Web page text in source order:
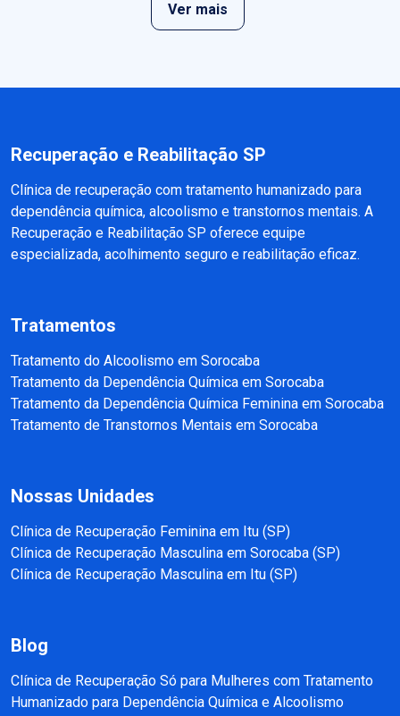
Ver mais
Recuperação e Reabilitação SP
Clínica de recuperação com tratamento humanizado para
dependência química, alcoolismo e transtornos mentais. A
Recuperação e Reabilitação SP oferece equipe
especializada, acolhimento seguro e reabilitação eficaz.
Tratamentos
Tratamento do Alcoolismo em Sorocaba
Tratamento da Dependência Química em Sorocaba
Tratamento da Dependência Química Feminina em Sorocaba
Tratamento de Transtornos Mentais em Sorocaba
Nossas Unidades
Clínica de Recuperação Feminina em Itu (SP)
Clínica de Recuperação Masculina em Sorocaba (SP)
Clínica de Recuperação Masculina em Itu (SP)
Blog
Clínica de Recuperação Só para Mulheres com Tratamento
Humanizado para Dependência Química e Alcoolismo